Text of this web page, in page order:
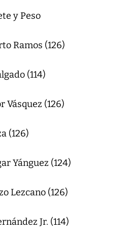
y Peso
Ramos (126)
(114)
Vásquez (126)
(126)
Yánguez (124)
Lezcano (126)
Jr. (114)